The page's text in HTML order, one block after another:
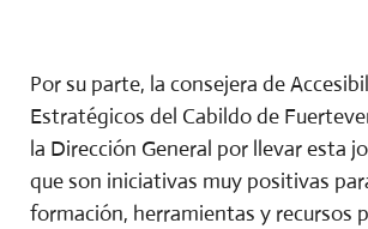
Por su parte, la consejera de
Estratégicos del Cabildo de
la Dirección General por llevar esta
que son iniciativas muy positivas
formación, herramientas y recursos